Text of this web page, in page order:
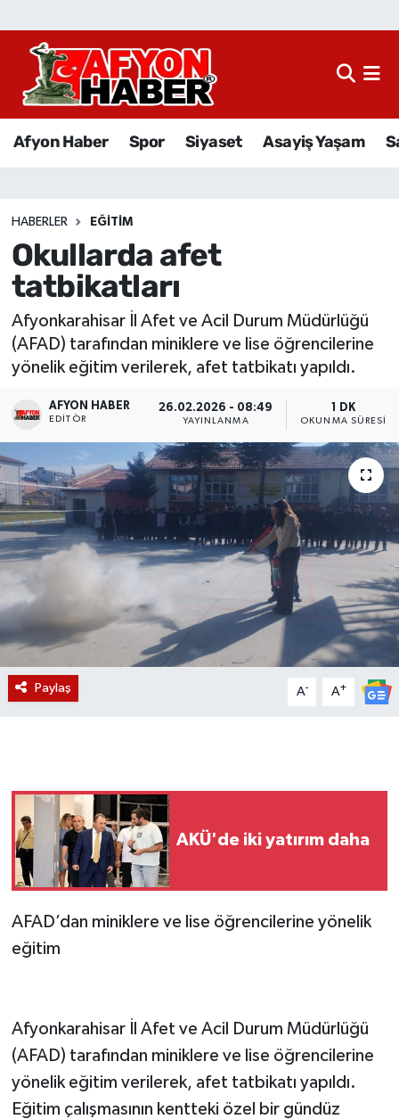
Afyon Haber Spor Siyaset Asayiş Yaşam
HABERLER EĞITIM
Okullarda afet
tatbikatları
Afyonkarahisar İl Afet ve Acil Durum Müdürlüğü
(AFAD) tarafından miniklere ve lise öğrencilerine
yönelik eğitim verilerek, afet tatbikatı yapıldı.
AFYON HABER
EDITÖR
26.02.2026 - 08:49
YAYINLANMA
1 DK
OKUNMA SÜRESI
Paylaş A- A+
AKÜ'de iki yatırım daha
AFAD’dan miniklere ve lise öğrencilerine yönelik
eğitim
Afyonkarahisar İl Afet ve Acil Durum Müdürlüğü
(AFAD) tarafından miniklere ve lise öğrencilerine
yönelik eğitim verilerek, afet tatbikatı yapıldı.
Eğitim çalışmasının kentteki özel bir gündüz
Afyon Haber
Sağlık
Eğitim
Sivil Toplum
Etkinlikler